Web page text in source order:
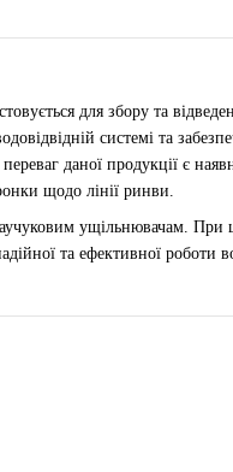
для збору та
системі та
даної продукції є
щодо лінії ринви.
ущільнювачам. При
та ефективної роботи